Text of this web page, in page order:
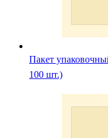
Пакет
100 шт.)